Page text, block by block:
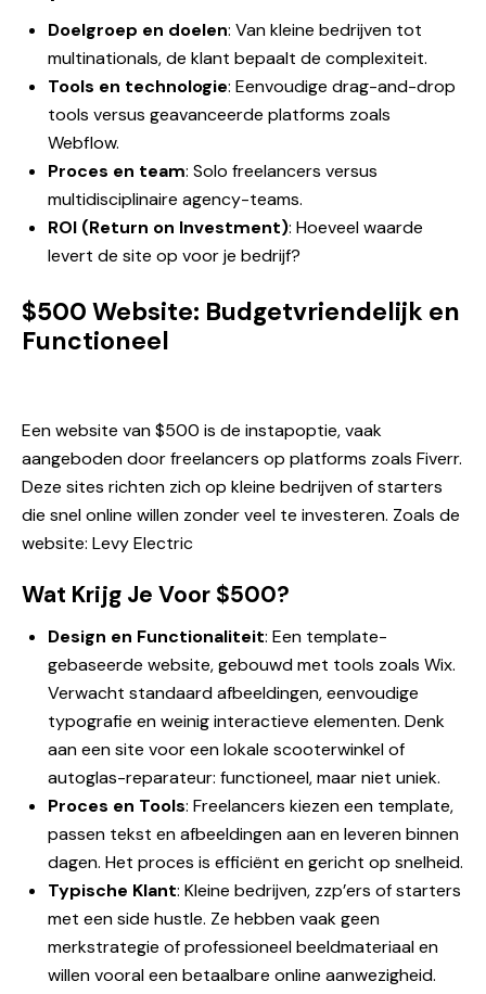
Doelgroep en doelen: Van kleine bedrijven tot
multinationals, de klant bepaalt de complexiteit.
Tools en technologie: Eenvoudige drag-and-drop
tools versus geavanceerde platforms zoals
Webflow.
Proces en team: Solo freelancers versus
multidisciplinaire agency-teams.
ROI (Return on Investment): Hoeveel waarde
levert de site op voor je bedrijf?
$500 Website: Budgetvriendelijk en
Functioneel
Een website van $500 is de instapoptie, vaak
aangeboden door freelancers op platforms zoals Fiverr.
Deze sites richten zich op kleine bedrijven of starters
die snel online willen zonder veel te investeren. Zoals de
website: Levy Electric
Wat Krijg Je Voor $500?
Design en Functionaliteit: Een template-
gebaseerde website, gebouwd met tools zoals Wix.
Verwacht standaard afbeeldingen, eenvoudige
typografie en weinig interactieve elementen. Denk
aan een site voor een lokale scooterwinkel of
autoglas-reparateur: functioneel, maar niet uniek.
Proces en Tools: Freelancers kiezen een template,
passen tekst en afbeeldingen aan en leveren binnen
dagen. Het proces is efficiënt en gericht op snelheid.
Typische Klant: Kleine bedrijven, zzp’ers of starters
met een side hustle. Ze hebben vaak geen
merkstrategie of professioneel beeldmateriaal en
willen vooral een betaalbare online aanwezigheid.